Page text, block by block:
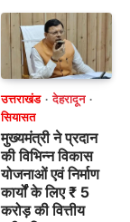
उत्तराखंड
देहरादून
सियासत
मुख्यमंत्री ने प्रदान
की विभिन्न विकास
योजनाओं एवं निर्माण
कार्यों के लिए ₹ 5
करोड़ की वित्तीय